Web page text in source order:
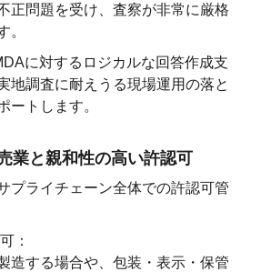
正問題を受け、査察が非常に厳格
。
に対するロジカルな回答作成支
地調査に耐えうる現場運用の落と
ートします。
業と親和性の高い許認可
プライチェーン全体での許認可管
：
造する場合や、包装・表示・保管